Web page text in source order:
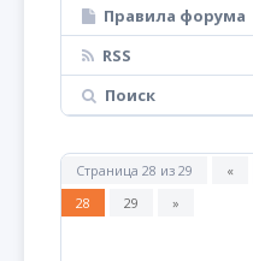
Правила форума
RSS
Поиск
Страница 28 из 29 «
28
29 »